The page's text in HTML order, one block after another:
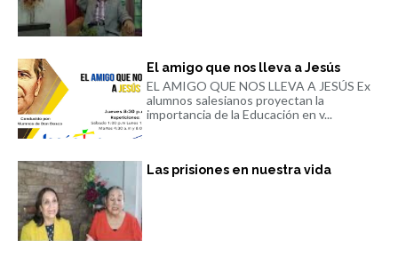
El amigo que nos lleva a Jesús
EL AMIGO QUE NOS LLEVA A JESÚS Ex
alumnos salesianos proyectan la
importancia de la Educación en v...
Las prisiones en nuestra vida